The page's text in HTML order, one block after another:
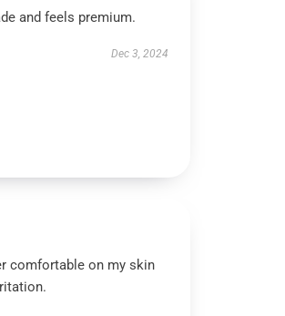
and feels premium.
Dec 3, 2024
comfortable on my skin